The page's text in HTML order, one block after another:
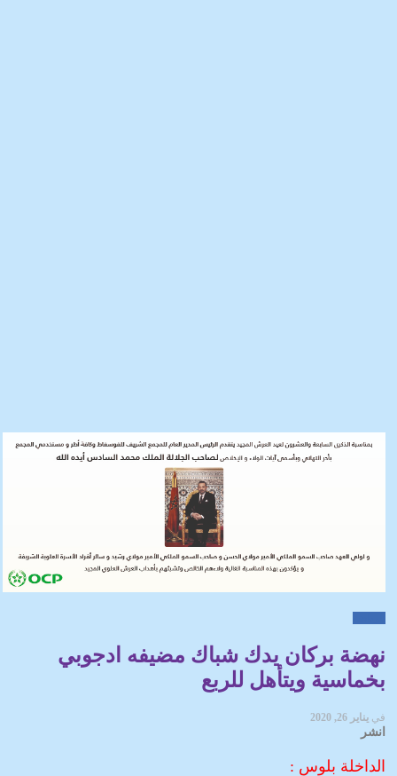
نهضة بركان يدك شباك مضيفه ادجوبي
بخماسية ويتأهل للربع
في يناير 26, 2020
انشر
الداخلة بلوس :